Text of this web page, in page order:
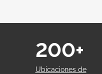
Ubicaciones de
200+